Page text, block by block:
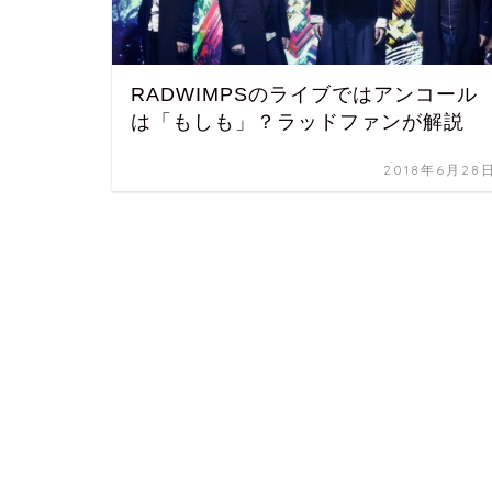
RADWIMPSのライブではアンコール
は「もしも」？ラッドファンが解説
2018年6月28